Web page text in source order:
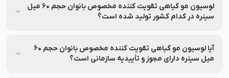
حجم 60 میل سینره را می‌توانید از طریق اپلیکیشن‌های بررسی
اصالت محصول با اسکن بارکد روی جعبه استعلام بگیرید.
لوسیون مو گیاهی تقویت کننده مخصوص بانوان حجم 60 میل
سینره در کدام کشور تولید شده است؟
سینره توسط برند سینره در کشور ایران تولید شده است.
آیا لوسیون مو گیاهی تقویت کننده مخصوص بانوان حجم 60
میل سینره دارای مجوز و تأییدیه سازمانی است؟